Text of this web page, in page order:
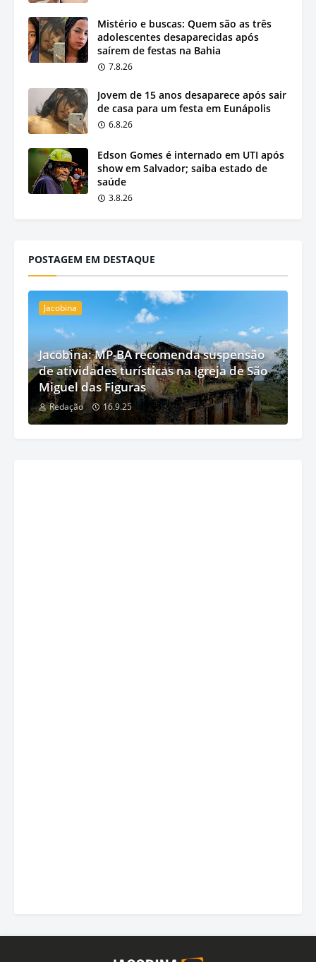
Mistério e buscas: Quem são as três
adolescentes desaparecidas após
saírem de festas na Bahia
7.8.26
Jovem de 15 anos desaparece após sair
de casa para um festa em Eunápolis
6.8.26
Edson Gomes é internado em UTI após
show em Salvador; saiba estado de
saúde
3.8.26
POSTAGEM EM DESTAQUE
Jacobina
Jacobina: MP-BA recomenda suspensão
de atividades turísticas na Igreja de São
Miguel das Figuras
Redação 16.9.25